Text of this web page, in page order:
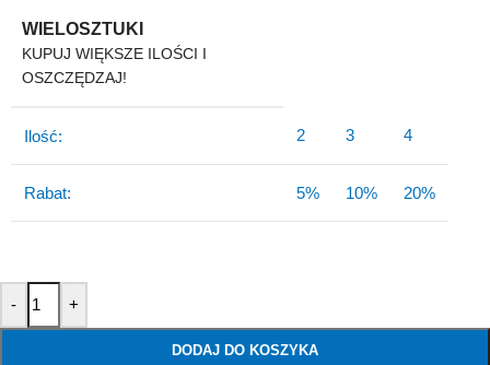
WIELOSZTUKI
KUPUJ WIĘKSZE ILOŚCI I
OSZCZĘDZAJ!
Ilość: 2 3 4
Rabat: 5% 10% 20%
- +
DODAJ DO KOSZYKA